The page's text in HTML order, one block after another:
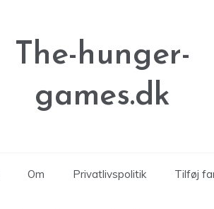
The-hunger-
games.dk
Om Privatlivspolitik Tilføj